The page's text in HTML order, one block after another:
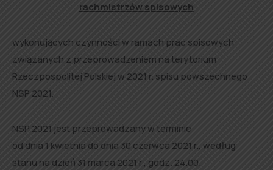
rachmistrzów spisowych
wykonujących czynności w ramach prac spisowych
związanych z przeprowadzeniem na terytorium
Rzeczpospolitej Polskiej w 2021 r. spisu powszechnego
NSP 2021.
NSP 2021 jest przeprowadzany w terminie
od dnia 1 kwietnia do dnia 30 czerwca 2021 r., według
stanu na dzień 31 marca 2021 r., godz. 24.00.